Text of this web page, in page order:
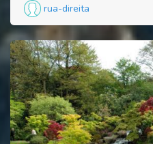
rua-direita